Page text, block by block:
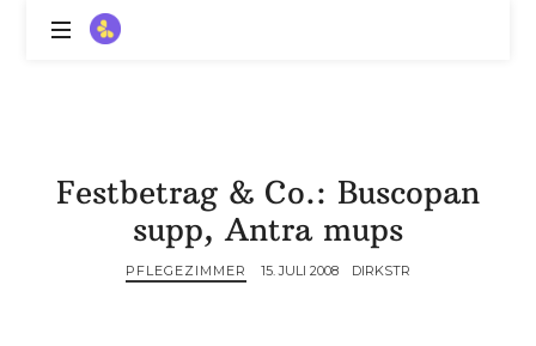
ZitronenBitter
mit
Festbetrag & Co.: Buscopan
supp, Antra mups
PFLEGEZIMMER 15. JULI 2008 DIRKSTR